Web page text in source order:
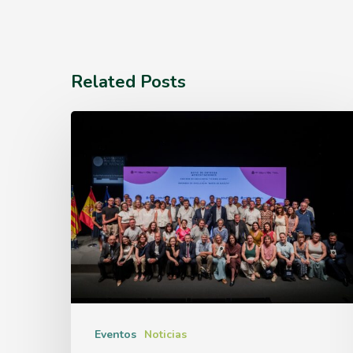
Related Posts
Eventos Noticias
IBMCP
acoge
el
acto
de
entrega